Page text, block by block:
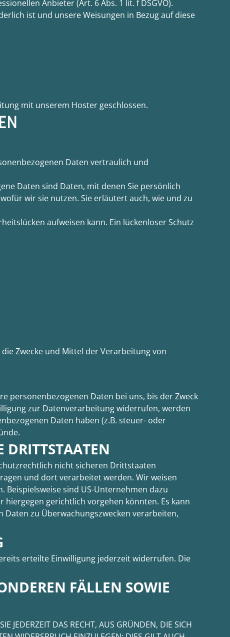
Anbieter (Art. 6 Abs. 1 lit. f DSGVO).
ist und unsere Weisungen in Bezug auf diese
mit unserem Hoster geschlossen.
Daten vertraulich und
Daten sind Daten, mit denen Sie persönlich
wir sie nutzen. Sie erläutert auch, wie und zu
aufweisen kann. Ein lückenloser Schutz
Zwecke und Mittel der Verarbeitung von
personenbezogenen Daten bei uns, bis der Zweck
zur Datenverarbeitung widerrufen, werden
Daten haben (z.B. steuer- oder
DRITTSTAATEN
nicht sicheren Drittstaaten
und dort verarbeitet werden. Wir weisen
sind US-Unternehmen dazu
gerichtlich vorgehen könnten. Es kann
Daten zu Überwachungszwecken verarbeiten,
erteilte Einwilligung jederzeit widerrufen. Die
FÄLLEN SOWIE
JEDERZEIT DAS RECHT, AUS GRÜNDEN, DIE SICH